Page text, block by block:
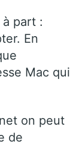
part :
En
Mac qui
on peut
de